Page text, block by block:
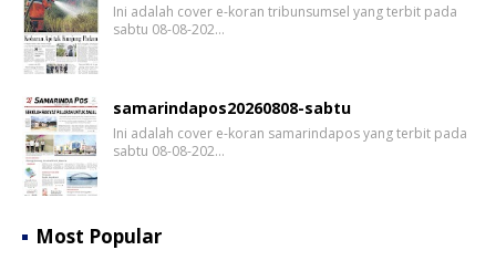
Ini adalah cover e-koran tribunsumsel yang terbit pada
sabtu 08-08-202…
samarindapos20260808-sabtu
Ini adalah cover e-koran samarindapos yang terbit pada
sabtu 08-08-202…
Most Popular